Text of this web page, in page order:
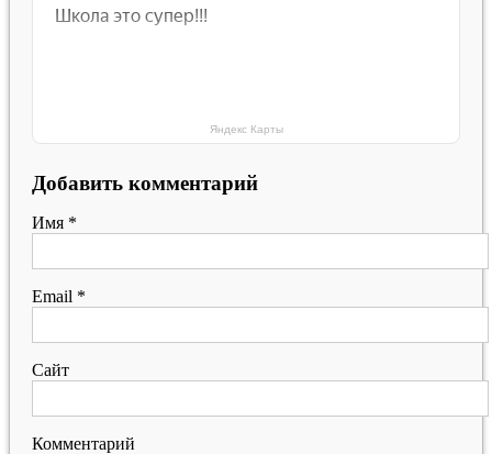
Яндекс Карты
Добавить комментарий
Имя *
Email *
Сайт
Комментарий